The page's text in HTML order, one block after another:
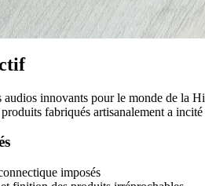
audios innovants pour le monde de la
fabriqués artisanalement a
imposés